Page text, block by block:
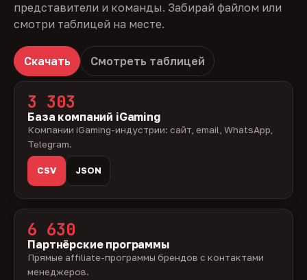
представители и команды. Забирай файлом или
смотри таблицей на месте.
Скачать Смотреть таблицей
3 303
База компаний iGaming
Компании iGaming-индустрии: сайт, email, WhatsApp,
Telegram.
CSV JSON
6 630
Партнёрские программы
Прямые affiliate-программы брендов с контактами
менеджеров.